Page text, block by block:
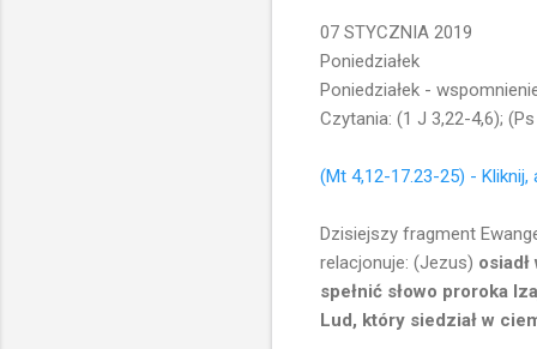
07 STYCZNIA 2019
Poniedziałek
Poniedziałek -
Czytania: (1 J 3,22-4,6);
(Mt 4,12-17.23-25) - Kliknij,
Dzisiejszy fragment
relacjonuje: (Jezus)
spełnić słowo proroka
Lud, który siedział w